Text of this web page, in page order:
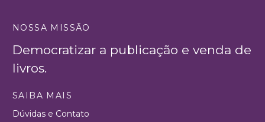
NOSSA MISSÃO
Democratizar a publicação e venda de
livros.
SAIBA MAIS
Dúvidas e Contato